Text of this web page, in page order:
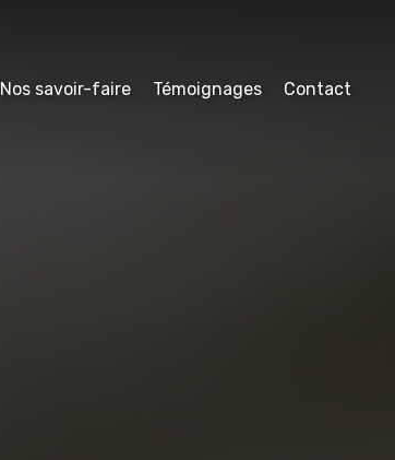
Nos savoir-faire Témoignages Contact